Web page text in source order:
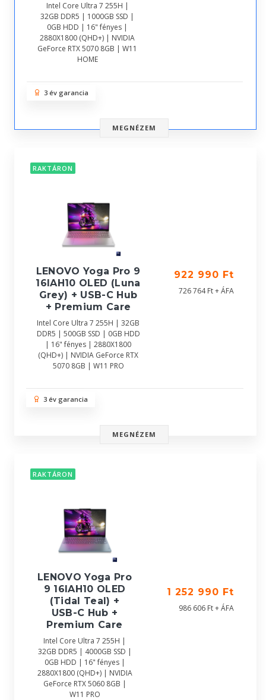
Intel Core Ultra 7 255H |
32GB DDR5 | 1000GB SSD |
0GB HDD | 16" fényes |
2880X1800 (QHD+) | NVIDIA
GeForce RTX 5070 8GB | W11
HOME
3 év garancia
MEGNÉZEM
RAKTÁRON
LENOVO Yoga Pro 9
16IAH10 OLED (Luna
Grey) + USB-C Hub
+ Premium Care
Intel Core Ultra 7 255H | 32GB
DDR5 | 500GB SSD | 0GB HDD
| 16" fényes | 2880X1800
(QHD+) | NVIDIA GeForce RTX
5070 8GB | W11 PRO
922 990 Ft
726 764 Ft + ÁFA
3 év garancia
MEGNÉZEM
RAKTÁRON
LENOVO Yoga Pro
9 16IAH10 OLED
(Tidal Teal) +
USB-C Hub +
Premium Care
Intel Core Ultra 7 255H |
32GB DDR5 | 4000GB SSD |
0GB HDD | 16" fényes |
2880X1800 (QHD+) | NVIDIA
GeForce RTX 5060 8GB |
W11 PRO
1 252 990 Ft
986 606 Ft + ÁFA